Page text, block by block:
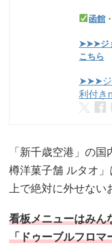
函館
➤➤➤ジ
こちら
➤➤➤ジ
利付き
「新千歳空港」の
樽洋菓子舗 ルタオ
上で絶対に外せない
看板メニューはみん
「ドゥーブルフロマ